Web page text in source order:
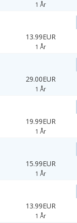
1 År
13.99EUR
1 År
29.00EUR
1 År
19.99EUR
1 År
15.99EUR
1 År
13.99EUR
1 År